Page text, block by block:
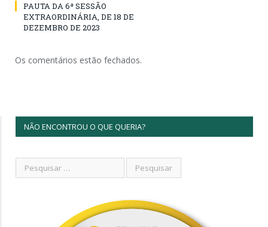
PAUTA DA 6ª SESSÃO
EXTRAORDINÁRIA, DE 18 DE
DEZEMBRO DE 2023
Os comentários estão fechados.
NÃO ENCONTROU O QUE QUERIA?